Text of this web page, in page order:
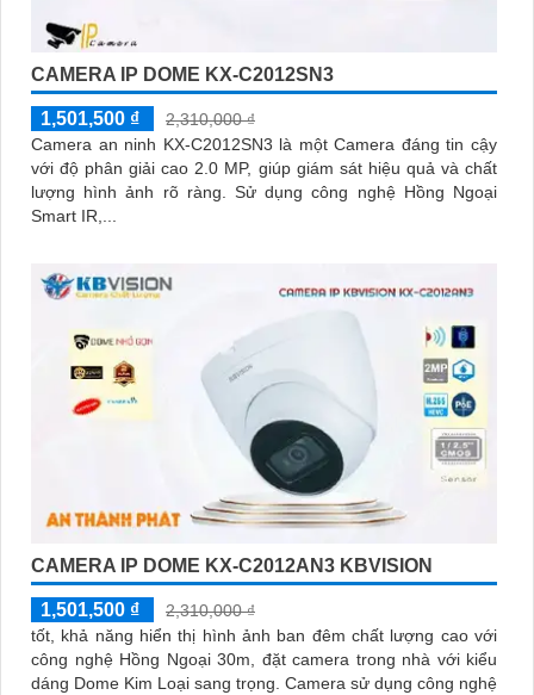
CAMERA IP DOME KX-C2012SN3
1,501,500 ₫
2,310,000 ₫
Camera an ninh KX-C2012SN3 là một Camera đáng tin cậy
với độ phân giải cao 2.0 MP, giúp giám sát hiệu quả và chất
lượng hình ảnh rõ ràng. Sử dụng công nghệ Hồng Ngoại
Smart IR,...
CAMERA IP DOME KX-C2012AN3 KBVISION
1,501,500 ₫
2,310,000 ₫
tốt, khả năng hiển thị hình ảnh ban đêm chất lượng cao với
công nghệ Hồng Ngoại 30m, đặt camera trong nhà với kiểu
dáng Dome Kim Loại sang trọng. Camera sử dụng công nghệ